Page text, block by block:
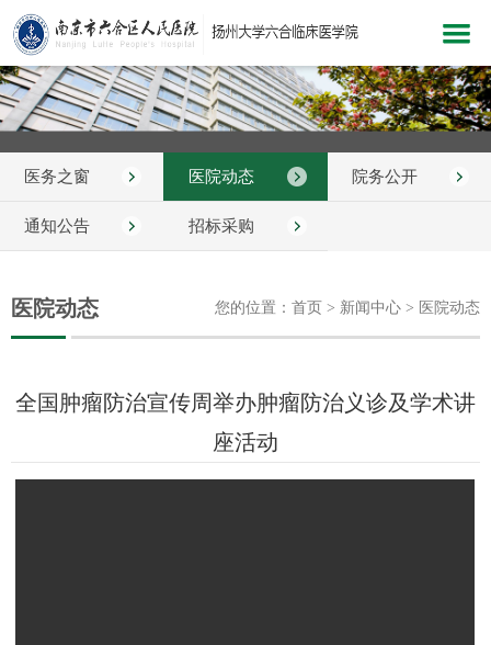
网站首页
医院概况
新闻中心
科室介绍
医院服务
教学科研
医务之窗 医院动态 院务公开
通知公告 招标采购
医院动态 您的位置：首页 > 新闻中心 > 医院动态
全国肿瘤防治宣传周举办肿瘤防治义诊及学术讲
座活动